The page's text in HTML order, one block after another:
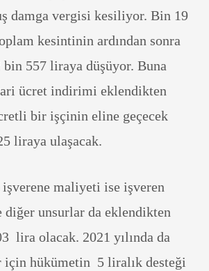
damga vergisi kesiliyor. Bin 19
kesintinin ardından sonra
557 liraya düşüyor. Buna
ücret indirimi eklendikten
bir işçinin eline geçecek
liraya ulaşacak.
maliyeti ise işveren
diğer unsurlar da eklendikten
lira olacak. 2021 yılında da
için hükümetin 5 liralık desteği